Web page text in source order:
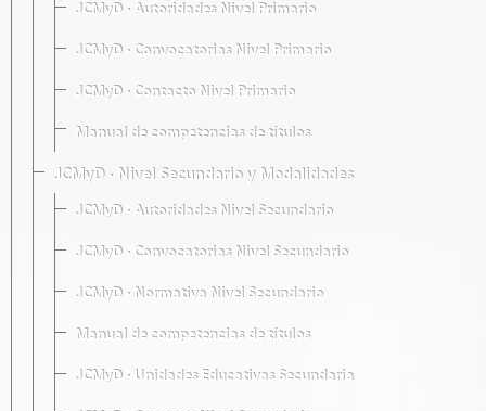
JCMyD · Autoridades Nivel Primario
JCMyD · Convocatorias Nivel Primario
JCMyD · Contacto Nivel Primario
Manual de competencias de títulos
JCMyD · Nivel Secundario y Modalidades
JCMyD · Autoridades Nivel Secundario
JCMyD · Convocatorias Nivel Secundario
JCMyD · Normativa Nivel Secundario
Manual de competencias de títulos
JCMyD · Unidades Educativas Secundaria